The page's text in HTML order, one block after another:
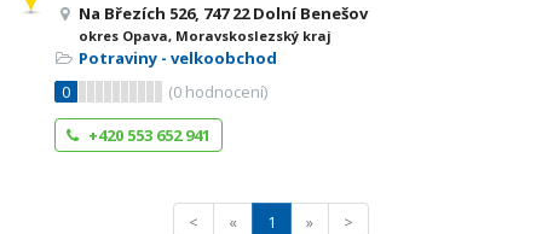
Na Březích 526, 747 22 Dolní Benešov
okres Opava, Moravskoslezský kraj
Potraviny - velkoobchod
0
(0 hodnocení)
+420 553 652 941
< « 1 » >